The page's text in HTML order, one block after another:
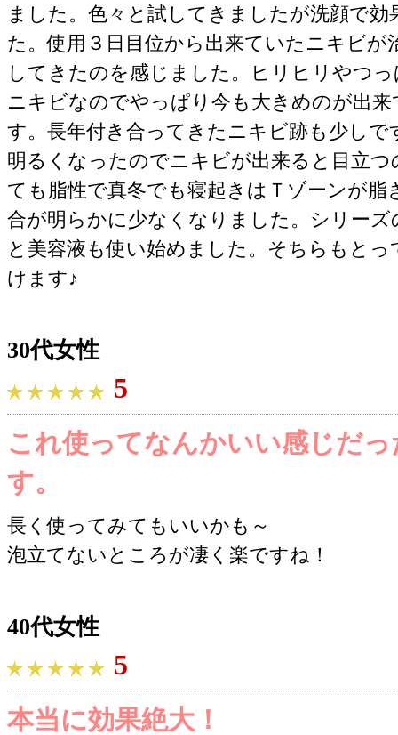
ました。色々と試してきましたが洗顔で
た。使用３日目位から出来ていたニキビ
してきたのを感じました。ヒリヒリやつ
ニキビなのでやっぱり今も大きめのが出
す。長年付き合ってきたニキビ跡も少し
明るくなったのでニキビが出来ると目立
ても脂性で真冬でも寝起きはＴゾーンが
合が明らかに少なくなりました。シリー
と美容液も使い始めました。そちらもと
けます♪
30代女性
5
これ使ってなんかいい感じだ
す。
長く使ってみてもいいかも～
泡立てないところが凄く楽ですね！
40代女性
5
本当に効果絶大！